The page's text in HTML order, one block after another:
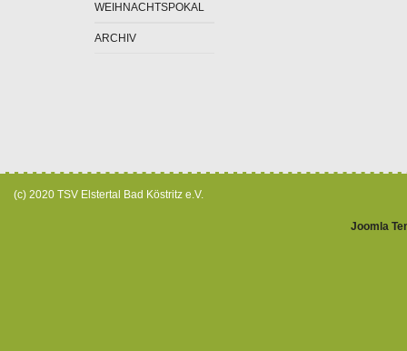
WEIHNACHTSPOKAL
ARCHIV
(c) 2020 TSV Elstertal Bad Köstritz e.V.
Joomla